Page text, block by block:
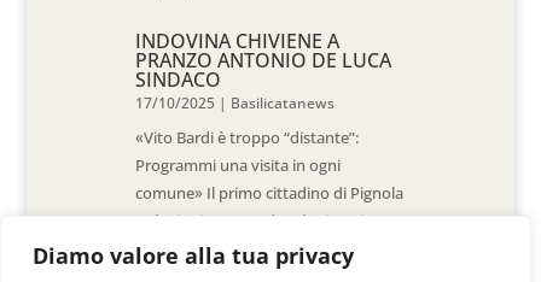
Diamo valore alla tua privacy
INDOVINA CHIVIENE A
PRANZO ANTONIO DE LUCA
SINDACO
17/10/2025 | Basilicatanews
«Vito Bardi è troppo “distante”:
Programmi una visita in ogni
comune» Il primo cittadino di Pignola
«L’ho invitato a vedere la situazione
al Pantano, ma non è venuto. La
sensazione è che -come sindaci-